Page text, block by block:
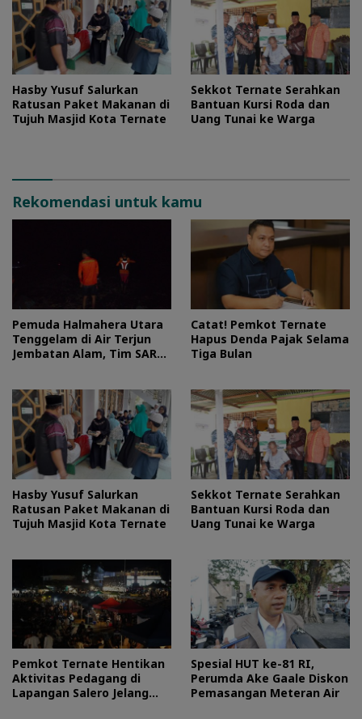
Hasby Yusuf Salurkan
Ratusan Paket Makanan di
Tujuh Masjid Kota Ternate
Sekkot Ternate Serahkan
Bantuan Kursi Roda dan
Uang Tunai ke Warga
Rekomendasi untuk kamu
Pemuda Halmahera Utara
Tenggelam di Air Terjun
Jembatan Alam, Tim SAR
Catat! Pemkot Ternate
Hapus Denda Pajak Selama
Tiga Bulan
Hasby Yusuf Salurkan
Ratusan Paket Makanan di
Tujuh Masjid Kota Ternate
Sekkot Ternate Serahkan
Bantuan Kursi Roda dan
Uang Tunai ke Warga
Pemkot Ternate Hentikan
Aktivitas Pedagang di
Lapangan Salero Jelang
Spesial HUT ke-81 RI,
Perumda Ake Gaale Diskon
Pemasangan Meteran Air